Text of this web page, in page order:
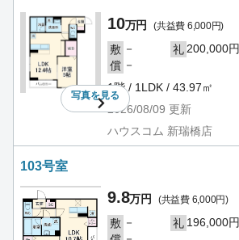
写真を見る
10万円 (共益費 6,000円)
敷 － 礼200,000円
償 －
1階 / 1LDK / 43.97㎡
2026/08/09 更新
ハウスコム 新瑞橋店
103号室
9.8万円 (共益費 6,000円)
敷 － 礼 196,000円